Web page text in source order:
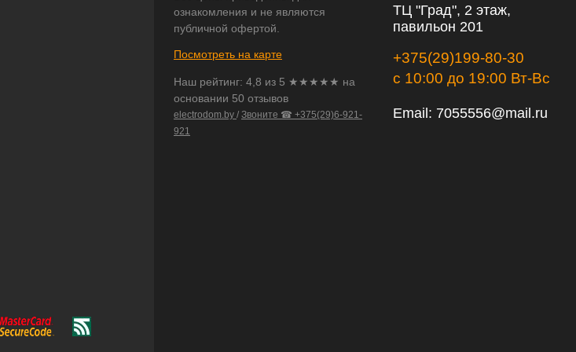
ознакомления и не являются
публичной офертой.
Посмотреть на карте
Наш рейтинг: 4,8 из 5 ★★★★★ на
основании 50 отзывов
electrodom.by / Звоните ☎ +375(29)6-921-
921
ТЦ "Град", 2 этаж,
павильон 201
+375(29)199-80-30
с 10:00 до 19:00 Вт-Вс
Email: 7055556@mail.ru